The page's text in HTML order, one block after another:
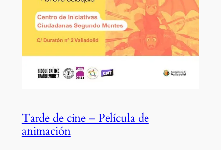
Tarde de cine – Película de
animación